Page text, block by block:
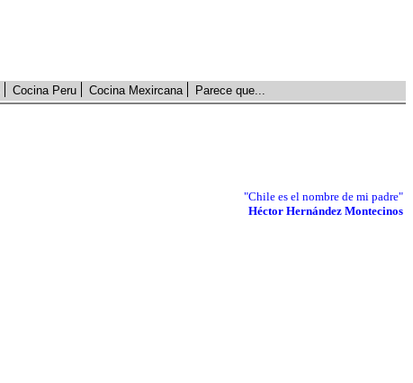
Cocina Peru Cocina Mexircana Parece que...
"Chile es el nombre de mi padre"
Héctor Hernández Montecinos